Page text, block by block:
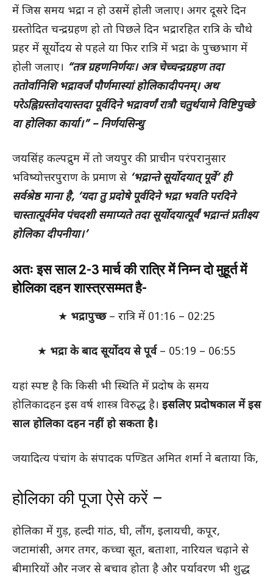
में जिस समय भद्रा न हो उसमें होली जलाए। अगर दूसरे दिन
ग्रस्तोदित चन्द्रग्रहण हो तो पिछले दिन भद्रारहित रात्रि के चौथे
प्रहर में सूर्योदय से पहले या फिर रात्रि में भद्रा के पुच्छभाग में
होली जलाए। “तत्र ग्रहणनिर्णयः। अत्र चेच्चन्द्रग्रहण तदा
ततोर्वानिशि भद्रावर्जं पौर्णमास्यां होलिकादीपनम्। अथ
परेऽह्निग्रस्तोदयास्तदा पूर्वदिने भद्रावर्णं रात्रौ चतुर्थयामे विष्टिपुच्छे
वा होलिका कार्या।” – निर्णयसिन्धु
जयसिंह कल्पद्रुम में तो जयपुर की प्राचीन परंपरानुसार
भविष्योत्तरपुराण के प्रमाण से‘भद्रान्ते सूर्योदयात् पूर्वे’ ही
सर्वश्रेष्ठ माना है, ‘यदा तु प्रदोषे पूर्वदिने भद्रा भवति परदिने
चास्तात्पूर्वमेव पंचदशी समाप्यते तदा सूर्योदयात्पूर्वं भद्रान्तं प्रतीक्ष्य
होलिका दीपनीया।’
अतः इस साल 2-3 मार्च की रात्रि में निम्न दो मुहूर्त में
होलिका दहन शास्त्रसम्मत है-
★ भद्रापुच्छ– रात्रि में 01:16 – 02:25
★ भद्रा के बाद सूर्योदय से पूर्व– 05:19 – 06:55
यहां स्पष्ट है कि किसी भी स्थिति में प्रदोष के समय
होलिकादहन इस वर्ष शास्त्र विरुद्ध है। इसलिए प्रदोषकाल में इस
साल होलिका दहन नहीं हो सकता है।
जयादित्य पंचांग के संपादक पण्डित अमित शर्मा ने बताया कि,
होलिका की पूजा ऐसे करें –
होलिका में गुड़, हल्दी गांठ, घी, लौंग, इलायची, कपूर,
जटामांसी, अगर तगर, कच्चा सूत, बताशा, नारियल चढ़ाने से
बीमारियों और नजर से बचाव होता है और पर्यावरण भी शुद्ध